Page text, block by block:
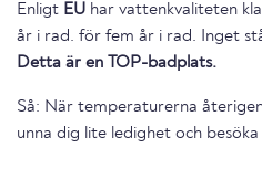
Enligt EU har vattenkvaliteten
år i rad. för fem år i rad.
Detta är en TOP-badplats.
Så: När temperaturerna
unna dig lite ledighet och